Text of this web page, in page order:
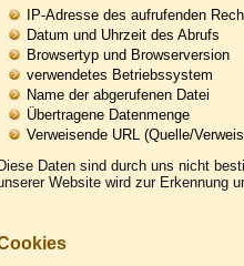
IP-Adresse des aufrufenden
Datum und Uhrzeit des Abrufs
Browsertyp und Browserversion
verwendetes Betriebssystem
Name der abgerufenen Datei
Übertragene Datenmenge
Verweisende URL (Quelle/
Diese Daten sind durch uns nicht
Website wird zur Erkennung